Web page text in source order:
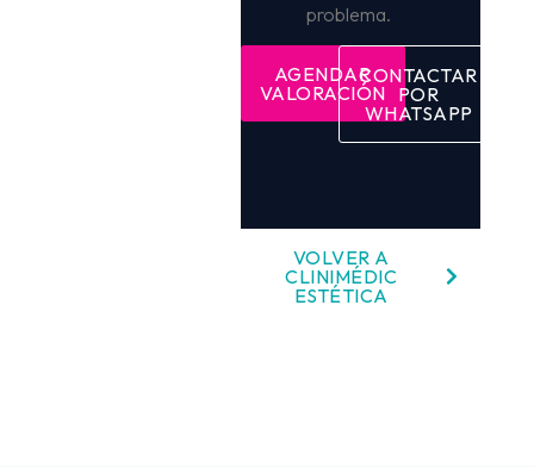
problema.
AGENDAR
VALORACIÓN
CONTACTAR
POR
WHATSAPP
VOLVER A
CLINIMÉDIC
ESTÉTICA